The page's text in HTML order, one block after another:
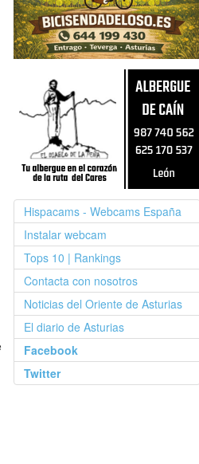
Hispacams - Webcams España
Instalar webcam
Tops 10 | Rankings
Contacta con nosotros
Noticias del Oriente de Asturias
El diario de Asturias
Facebook
Twitter